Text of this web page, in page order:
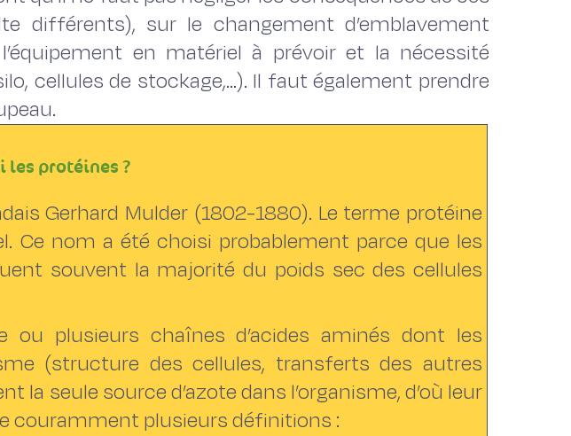
différents), sur le changement d’emblavement
en matériel à prévoir et la nécessité
cellules de stockage,…). Il faut également prendre
les protéines ?
Gerhard Mulder (1802-1880). Le terme protéine
Ce nom a été choisi probablement parce que les
souvent la majorité du poids sec des cellules
ou plusieurs chaînes d’acides aminés dont les
(structure des cellules, transferts des autres
la seule source d’azote dans l’organisme, d’où leur
couramment plusieurs définitions :